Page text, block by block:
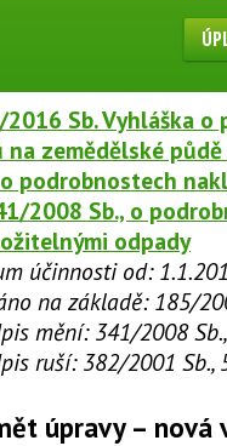
Sb. Vyhláška
na zemědělské
o podrobnostech
2008 Sb., o
odpady
účinnosti od:
na základě: 185/
mění: 341/2008
ruší: 382/2001 Sb.,
úpravy – nová